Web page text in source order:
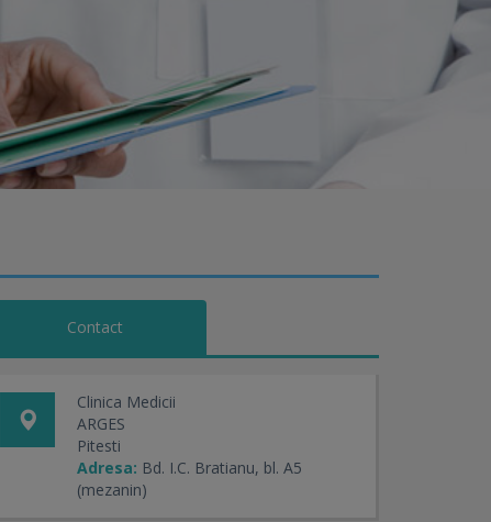
Contact
Clinica Medicii
ARGES
Pitesti
Adresa: Bd. I.C. Bratianu, bl. A5
(mezanin)